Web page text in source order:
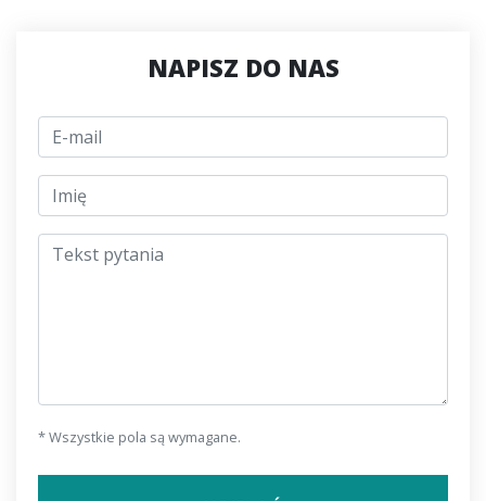
NAPISZ DO NAS
E-mail
jmeno
Tekst pytania
* Wszystkie pola są wymagane.